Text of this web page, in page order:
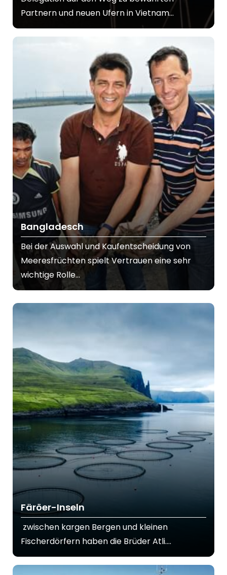
Partnern und neuen Ufern in Vietnam...
Bangladesch
Bei der Auswahl und Kaufentscheidung von
Meeresfrüchten spielt Vertrauen eine sehr
wichtige Rolle...
Färöer-Inseln
zwischen kargen Bergen und kleinen
Fischerdörfern haben die Brüder Atli....